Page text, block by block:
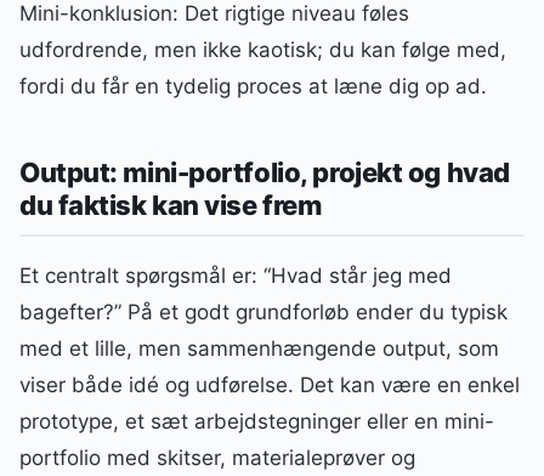
Mini-konklusion: Det rigtige niveau føles
udfordrende, men ikke kaotisk; du kan følge med,
fordi du får en tydelig proces at læne dig op ad.
Output: mini-portfolio, projekt og hvad
du faktisk kan vise frem
Et centralt spørgsmål er: “Hvad står jeg med
bagefter?” På et godt grundforløb ender du typisk
med et lille, men sammenhængende output, som
viser både idé og udførelse. Det kan være en enkel
prototype, et sæt arbejdstegninger eller en mini-
portfolio med skitser, materialeprøver og